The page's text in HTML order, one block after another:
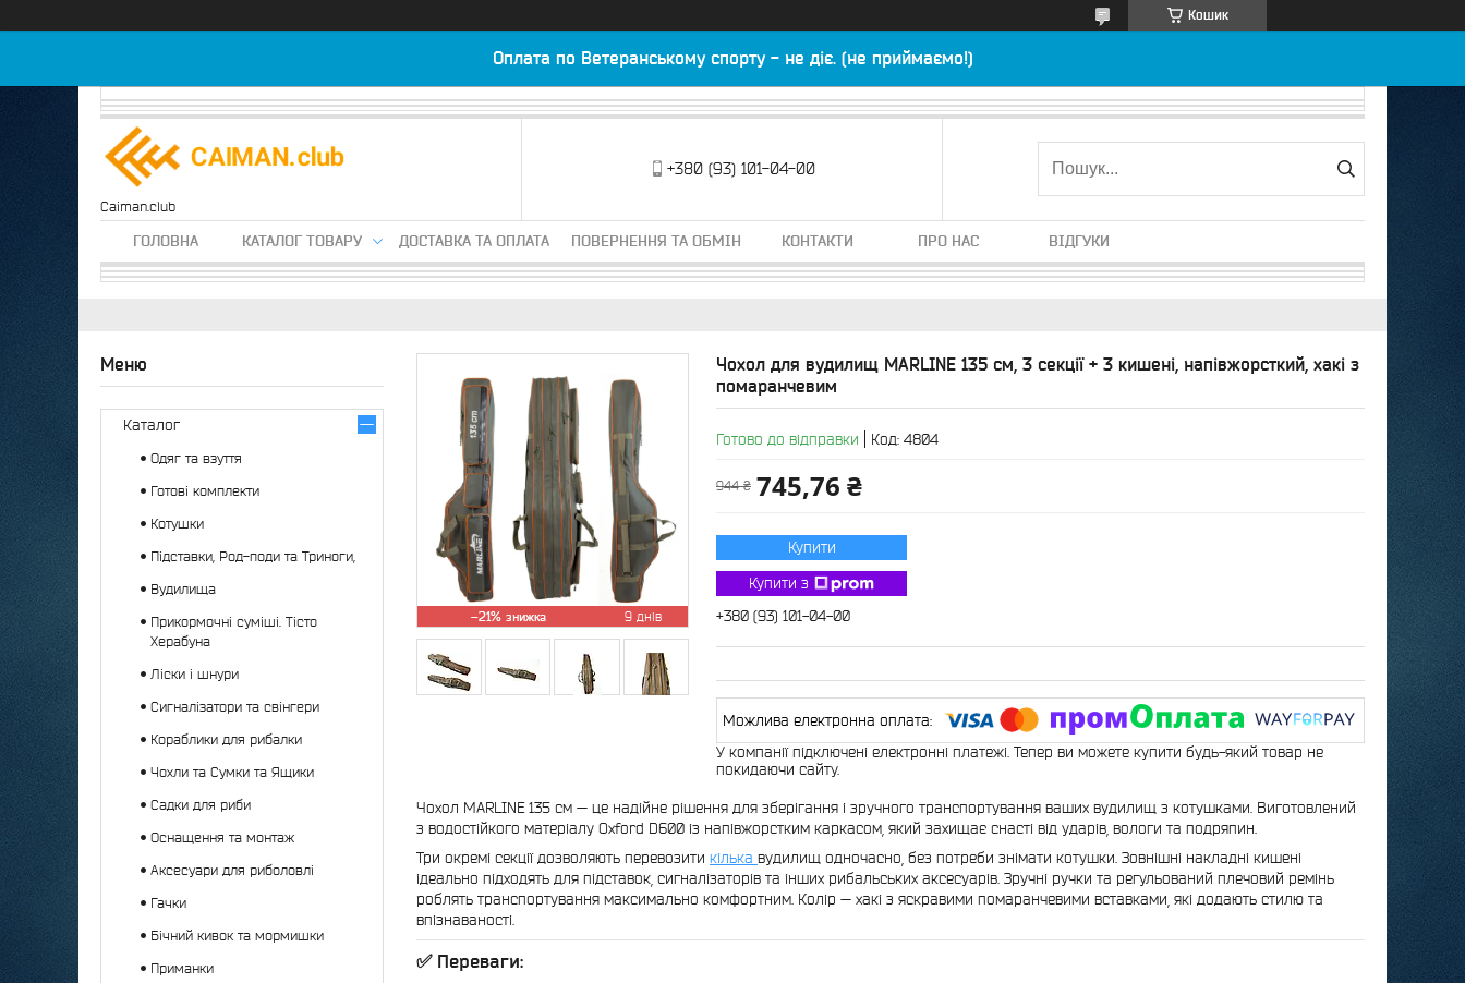
Кошик
Оплата по Ветеранському спорту - не діє. (не приймаємо!)
Caiman.club
+380 (93) 101-04-00
ГОЛОВНА КАТАЛОГ ТОВАРУ ДОСТАВКА ТА ОПЛАТА ПОВЕРНЕННЯ ТА ОБМІН КОНТАКТИ ПРО НАС ВІДГУКИ
–21% 9 днів
Чохол для вудилищ MARLINE 135 см, 3 секції + 3 кишені, напівжорсткий, хакі з
помаранчевим
Готово до відправки Код: 4804
944 ₴ 745,76 ₴
Купити
Купити з
+380 (93) 101-04-00
У компанії підключені електронні платежі. Тепер ви можете купити будь-який товар не
покидаючи сайту.
Чохол MARLINE 135 см — це надійне рішення для зберігання і зручного транспортування ваших вудилищ з котушками. Виготовлений
з водостійкого матеріалу Oxford D600 із напівжорстким каркасом, який захищає снасті від ударів, вологи та подряпин.
Три окремі секції дозволяють перевозити кілька вудилищ одночасно, без потреби знімати котушки. Зовнішні накладні кишені
ідеально підходять для підставок, сигналізаторів та інших рибальських аксесуарів. Зручні ручки та регульований плечовий ремінь
роблять транспортування максимально комфортним. Колір — хакі з яскравими помаранчевими вставками, які додають стилю та
впізнаваності.
✅ Переваги:
Каталог
Одяг та взуття
Готові комплекти
Котушки
Підставки, Род-поди та Триноги,
Вудилища
Прикормочні суміші. Тісто
Херабуна
Ліски і шнури
Сигналізатори та свінгери
Кораблики для рибалки
Чохли та Сумки та Ящики
Садки для риби
Оснащення та монтаж
Аксесуари для риболовлі
Гачки
Бічний кивок та мормишки
Приманки